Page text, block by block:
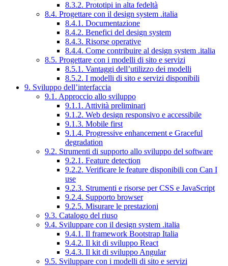
8.3.2. Prototipi in alta fedeltà
8.4. Progettare con il design system .italia
8.4.1. Documentazione
8.4.2. Benefici del design system
8.4.3. Risorse operative
8.4.4. Come contribuire al design system .italia
8.5. Progettare con i modelli di sito e servizi
8.5.1. Vantaggi dell’utilizzo dei modelli
8.5.2. I modelli di sito e servizi disponibili
9. Sviluppo dell’interfaccia
9.1. Approccio allo sviluppo
9.1.1. Attività preliminari
9.1.2. Web design responsivo e accessibile
9.1.3. Mobile first
9.1.4. Progressive enhancement e Graceful
degradation
9.2. Strumenti di supporto allo sviluppo del software
9.2.1. Feature detection
9.2.2. Verificare le feature disponibili con Can I
use
9.2.3. Strumenti e risorse per CSS e JavaScript
9.2.4. Supporto browser
9.2.5. Misurare le prestazioni
9.3. Catalogo del riuso
9.4. Sviluppare con il design system .italia
9.4.1. Il framework Bootstrap Italia
9.4.2. Il kit di sviluppo React
9.4.3. Il kit di sviluppo Angular
9.5. Sviluppare con i modelli di sito e servizi